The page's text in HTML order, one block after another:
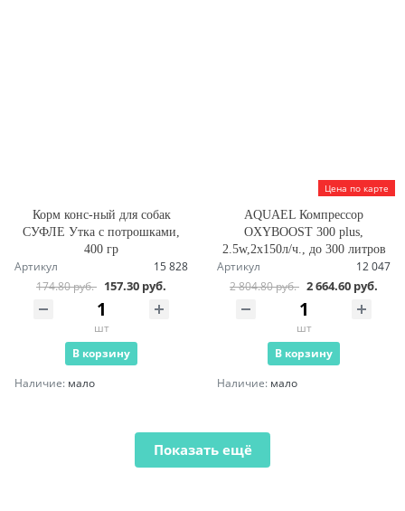
Корм конс-ный для собак
СУФЛЕ Утка с потрошками,
400 гр
Артикул
15 828
174.80 руб. 157.30 руб.
шт
В корзину
Наличие: мало
Цена по карте
AQUAEL Компрессор
OXYBOOST 300 plus,
2.5w,2х150л/ч., до 300 литров
Артикул
12 047
2 804.80 руб. 2 664.60 руб.
шт
В корзину
Наличие: мало
Показать ещё